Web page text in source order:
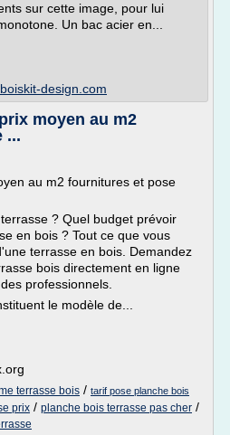
sur cette image, pour lui
Un bac acier en...
design.com
moyen au m2
...
au m2 fournitures et pose
? Quel budget prévoir
en bois ? Tout ce que vous
terrasse en bois. Demandez
bois directement en ligne
professionnels.
le modèle de...
terrasse bois / tarif pose planche bois
prix / planche bois terrasse pas cher /